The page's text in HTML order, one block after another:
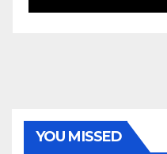
YOU MISSED